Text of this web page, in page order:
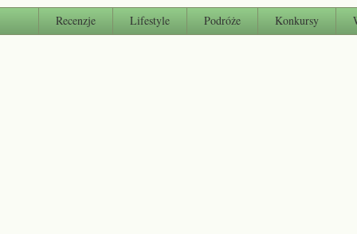
Recenzje Lifestyle Podróże Konkursy